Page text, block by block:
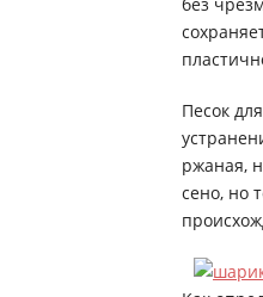
Песок
ржаная,
сено, но